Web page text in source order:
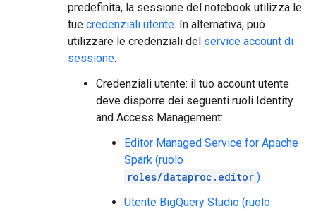
predefinita, la sessione del notebook utilizza le
tue credenziali utente. In alternativa, può
utilizzare le credenziali del service account di
sessione.
Credenziali utente: il tuo account utente
deve disporre dei seguenti ruoli Identity
and Access Management:
Editor Managed Service for Apache
Spark (ruolo
roles/dataproc.editor )
Utente BigQuery Studio (ruolo